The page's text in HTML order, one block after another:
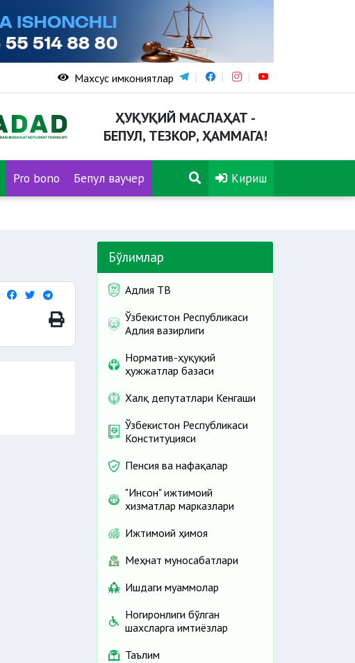
Махсус имкониятлар
ҲУҚУҚИЙ МАСЛАҲАТ -
БЕПУЛ, ТЕЗКОР, ҲАММАГА!
Pro bono Бепул ваучер Кириш
Бўлимлар
Адлия ТВ
Ўзбекистон Республикаси
Адлия вазирлиги
Норматив-ҳуқуқий
ҳужжатлар базаси
Халқ депутатлари Кенгаши
Ўзбекистон Республикаси
Конституцияси
Пенсия ва нафақалар
"Инсон" ижтимоий
хизматлар марказлари
Ижтимоий ҳимоя
Меҳнат муносабатлари
Ишдаги муаммолар
Ногиронлиги бўлган
шахсларга имтиёзлар
Таълим